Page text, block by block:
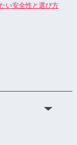
い安全性と選び方